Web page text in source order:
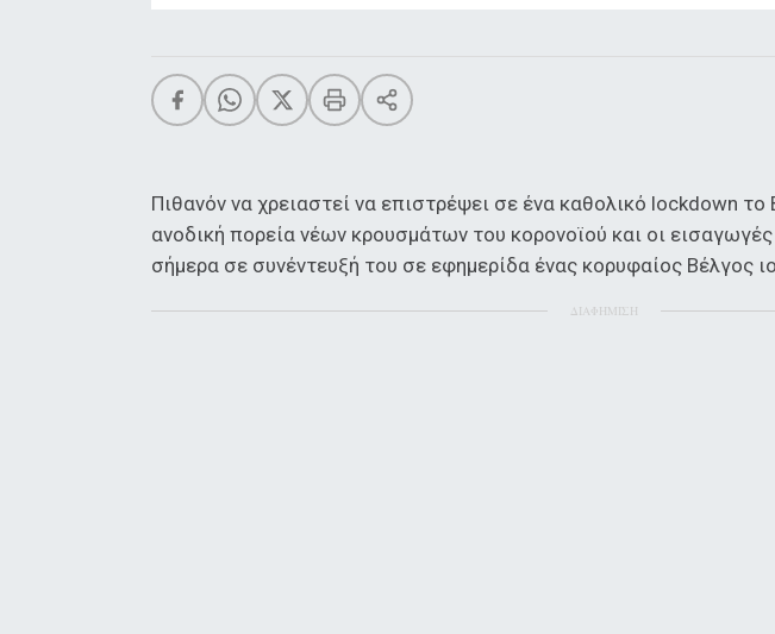
Πιθανόν να χρειαστεί να επιστρέψει σε ένα καθολικό lockdown το
ανοδική πορεία νέων κρουσμάτων του κορονοϊού και οι
σήμερα σε συνέντευξή του σε εφημερίδα ένας κορυφαίος Βέλγος
ΔΙΑΦΗΜΙΣΗ